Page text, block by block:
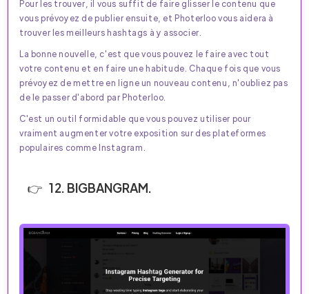
Pour les trouver, il vous suffit de faire glisser le contenu que
vous prévoyez de publier ensuite, et Photerloo vous aidera à
trouver les meilleurs hashtags à y associer.
La bonne nouvelle, c'est que vous pouvez le faire avec tout
votre contenu et en faire une habitude. Chaque fois que vous
prévoyez de mettre en ligne un nouveau contenu, n'oubliez pas
de le passer d'abord par Photerloo.
C'est un outil formidable que vous pouvez utiliser pour
vraiment augmenter votre exposition sur des plateformes
populaires comme Instagram.
12. BIGBANGRAM.